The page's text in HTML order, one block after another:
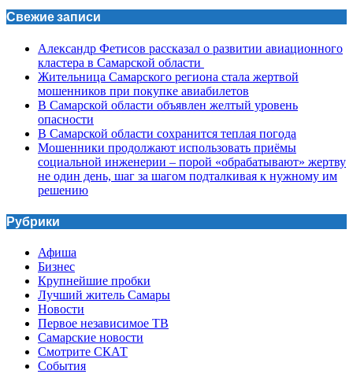
Свежие записи
Александр Фетисов рассказал о развитии авиационного
кластера в Самарской области
Жительница Самарского региона стала жертвой
мошенников при покупке авиабилетов
В Самарской области объявлен желтый уровень
опасности
В Самарской области сохранится теплая погода
Мошенники продолжают использовать приёмы
социальной инженерии – порой «обрабатывают» жертву
не один день, шаг за шагом подталкивая к нужному им
решению
Рубрики
Афиша
Бизнес
Крупнейшие пробки
Лучший житель Самары
Новости
Первое независимое ТВ
Самарские новости
Смотрите СКАТ
События